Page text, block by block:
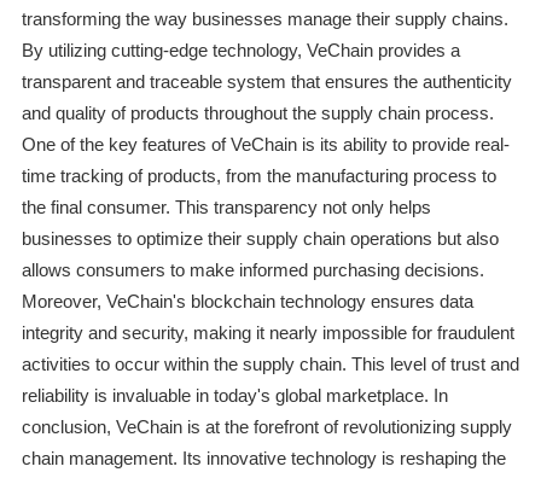
transforming the way businesses manage their supply chains.
By utilizing cutting-edge technology, VeChain provides a
transparent and traceable system that ensures the authenticity
and quality of products throughout the supply chain process.
One of the key features of VeChain is its ability to provide real-
time tracking of products, from the manufacturing process to
the final consumer. This transparency not only helps
businesses to optimize their supply chain operations but also
allows consumers to make informed purchasing decisions.
Moreover, VeChain's blockchain technology ensures data
integrity and security, making it nearly impossible for fraudulent
activities to occur within the supply chain. This level of trust and
reliability is invaluable in today's global marketplace. In
conclusion, VeChain is at the forefront of revolutionizing supply
chain management. Its innovative technology is reshaping the